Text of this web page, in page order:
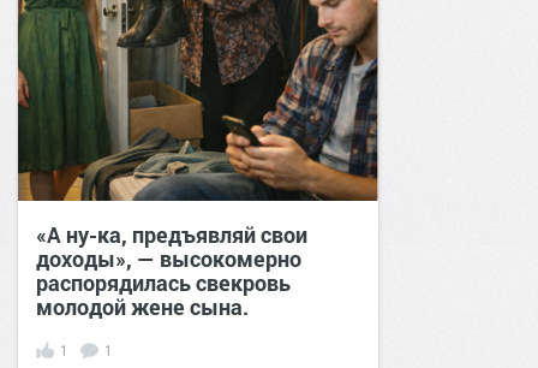
«А ну-ка, предъявляй свои
доходы», — высокомерно
распорядилась свекровь
молодой жене сына.
1 1